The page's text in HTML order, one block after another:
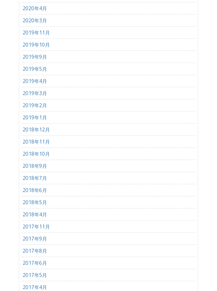
2020年4月
2020年3月
2019年11月
2019年10月
2019年9月
2019年5月
2019年4月
2019年3月
2019年2月
2019年1月
2018年12月
2018年11月
2018年10月
2018年9月
2018年7月
2018年6月
2018年5月
2018年4月
2017年11月
2017年9月
2017年8月
2017年6月
2017年5月
2017年4月